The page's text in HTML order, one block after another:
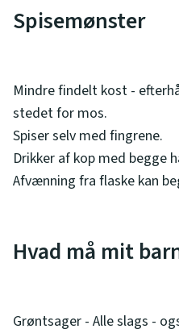
Spisemønster
Mindre findelt kost -
stedet for mos.
Spiser selv med fingrene.
Drikker af kop med begge
Afvænning fra flaske kan
Hvad må mit
Grøntsager - Alle slags -